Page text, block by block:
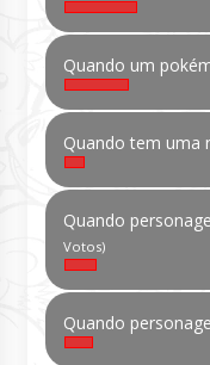
Quando um
Quando tem uma
Quando
Votos)
Quando